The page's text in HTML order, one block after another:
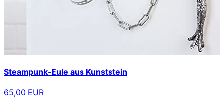
Steampunk-Eule aus Kunststein
65,00 EUR